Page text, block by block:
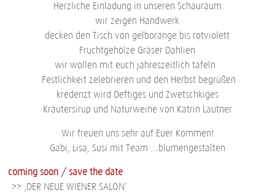
Herzliche Einladung in unseren Schauraum
wir zeigen Handwerk
decken den Tisch von gelborange bis rotviolett
Fruchtgehölze Gräser Dahlien
wir wollen mit euch jahreszeitlich tafeln
Festlichkeit zelebrieren und den Herbst begrüßen
kredenzt wird Deftiges und Zwetschkiges
Kräutersirup und Naturweine von Katrin Lautner
Wir freuen uns sehr auf Euer Kommen!
Gabi, Lisa, Susi mit Team …blumengestalten
coming soon / save the date
–>> ‚DER NEUE WIENER SALON‘